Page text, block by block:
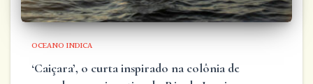
OCEANO INDICA
‘Caiçara’, o curta inspirado na colônia de